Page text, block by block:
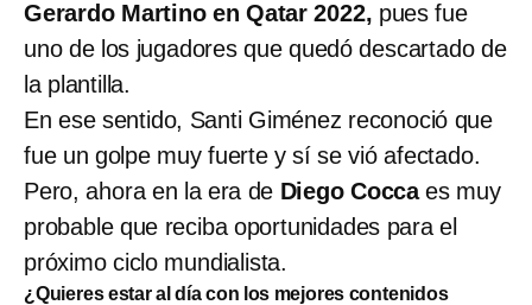
Gerardo Martino en Qatar 2022, pues fue
uno de los jugadores que quedó descartado de
la plantilla.
En ese sentido, Santi Giménez reconoció que
fue un golpe muy fuerte y sí se vió afectado.
Pero, ahora en la era de Diego Coccaes muy
probable que reciba oportunidades para el
próximo ciclo mundialista.
¿Quieres estar al día con los mejores contenidos